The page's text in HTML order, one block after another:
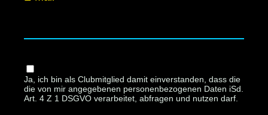
Ja, ich bin als Clubmitglied damit einverstanden, dass die
die von mir angegebenen personenbezogenen Daten iSd.
Art. 4 Z 1 DSGVO verarbeitet, abfragen und nutzen darf.